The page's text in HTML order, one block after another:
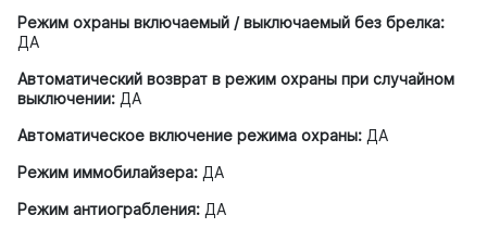
Режим охраны включаемый / выключаемый без брелка:
ДА
Автоматический возврат в режим охраны при случайном
выключении: ДА
Автоматическое включение режима охраны: ДА
Режим иммобилайзера: ДА
Режим антиограбления: ДА